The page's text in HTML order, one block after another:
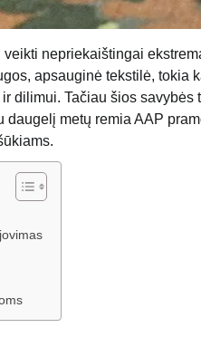
nepriekaištingai
apsauginė tekstilė, tokia
dilimui. Tačiau šios
metų remia AAP